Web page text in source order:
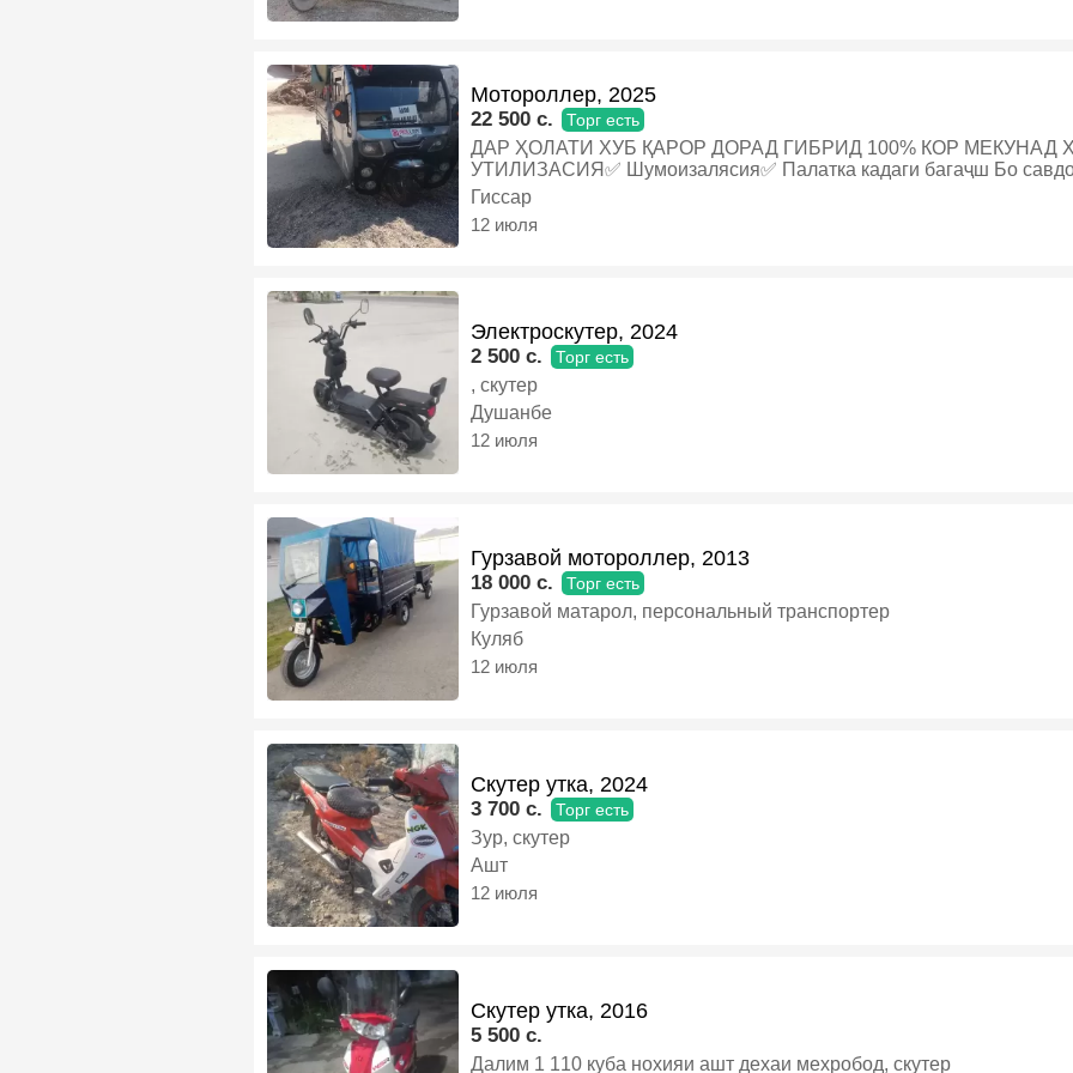
Мотороллер, 2025
22 500 c. Торг есть
ДАР ҲОЛАТИ ХУБ ҚАРОР ДОРАД ГИБРИД 100% КОР МЕКУНАД ҲУҶАТОШ СОЛОНА ДОРА
УТИЛИЗАСИЯ✅ Шумоизалясия✅ Палатка кадаги багаҷш Бо савдо мешава Харидори аниқ занг
занед, персональный транспортер
Гиссар
12 июля
Электроскутер, 2024
2 500 c. Торг есть
, скутер
Душанбе
12 июля
Гурзавой мотороллер, 2013
18 000 c. Торг есть
Гурзавой матарол, персональный транспортер
Куляб
12 июля
Скутер утка, 2024
3 700 c. Торг есть
Зур, скутер
Ашт
12 июля
Скутер утка, 2016
5 500 c.
Далим 1 110 куба нохияи ашт дехаи мехробод, скутер